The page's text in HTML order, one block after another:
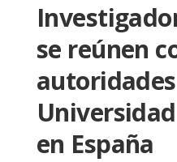
se reúnen
en España